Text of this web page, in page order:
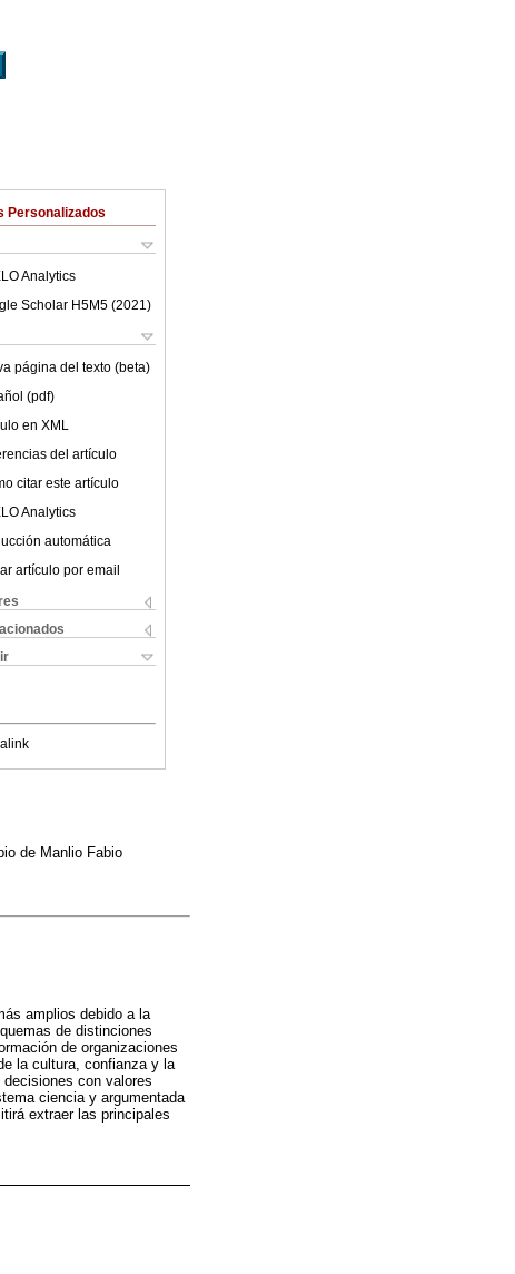
Personalizados
Analytics
Scholar H5M5 (2021 )
página del texto (beta)
(pdf)
en XML
del artículo
citar este artículo
Analytics
automática
artículo por email
de Manlio Fabio
amplios debido a la
de distinciones
de organizaciones
la cultura, confianza y la
con valores
ciencia y argumentada
extraer las principales